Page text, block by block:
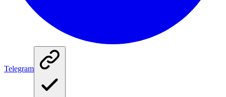
Telegram